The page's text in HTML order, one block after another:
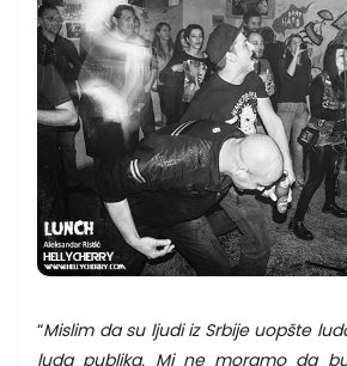
“Mislim da su ljudi iz Srbije uopšte
luda publika. Mi ne moramo da